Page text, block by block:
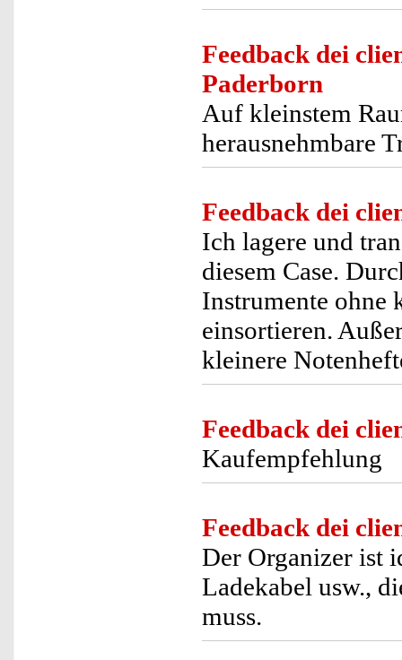
Feedback dei
Paderborn
Auf kleinstem
herausnehmbare
Feedback dei
Ich lagere und
diesem Case.
Instrumente ohne
einsortieren.
kleinere
Feedback dei
Kaufempfehlung
Feedback dei
Der Organizer ist
Ladekabel usw.,
muss.